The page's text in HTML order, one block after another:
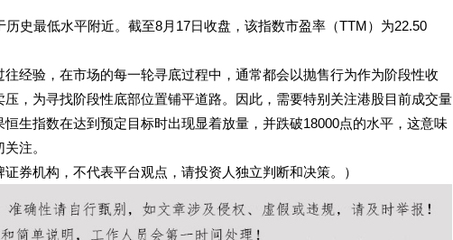
史最低水平附近。截至8月17日收盘，该指数市盈率（TTM）为22.50
经验，在市场的每一轮寻底过程中，通常都会以抛售行为作为阶段性收
，为寻找阶段性底部位置铺平道路。因此，需要特别关注港股目前成交量
生指数在达到预定目标时出现显着放量，并跌破18000点的水平，这意味
注。
券机构，不代表平台观点，请投资人独立判断和决策。）